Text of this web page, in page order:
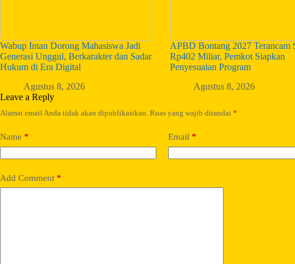
Wabup Intan Dorong Mahasiswa Jadi
Generasi Unggul, Berkarakter dan Sadar
Hukum di Era Digital
Agustus 8, 2026
APBD Bontang 2027 Terancam
Rp402 Miliar, Pemkot Siapkan
Penyesuaian Program
Agustus 8, 2026
Leave a Reply
Alamat email Anda tidak akan dipublikasikan. Ruas yang wajib ditandai *
Name * Email *
Add Comment *